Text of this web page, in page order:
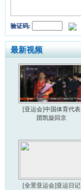
验证码:
最新视频
[亚运会]中国体育代表
团凯旋回京
[全景亚运会]亚运日记